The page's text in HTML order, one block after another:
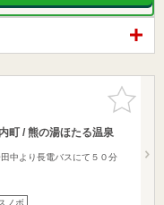
お気に入
りに追加
町 / 熊の湯ほたる温泉
より長電バスにて５０分
ノボ